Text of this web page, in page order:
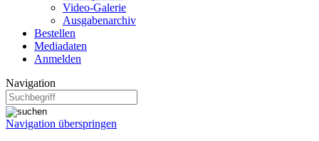
Video-Galerie
Ausgabenarchiv
Bestellen
Mediadaten
Anmelden
Navigation
Navigation überspringen